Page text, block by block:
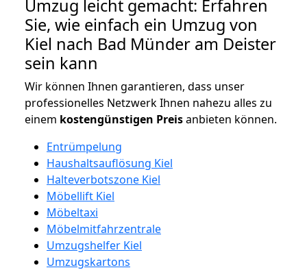
Umzug leicht gemacht: Erfahren
Sie, wie einfach ein Umzug von
Kiel nach Bad Münder am Deister
sein kann
Wir können Ihnen garantieren, dass unser
professionelles Netzwerk Ihnen nahezu alles zu
einem kostengünstigen Preisanbieten können.
Entrümpelung
Haushaltsauflösung Kiel
Halteverbotszone Kiel
Möbellift Kiel
Möbeltaxi
Möbelmitfahrzentrale
Umzugshelfer Kiel
Umzugskartons